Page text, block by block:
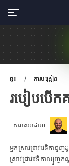
ផ្ទះ ការបង្រៀន
របៀបបើ
សរសេរដោយ
អ្នកស្រាវជ្រាវវេទិកា
ស្រាវជ្រាវវេទិកាឈ្មួ